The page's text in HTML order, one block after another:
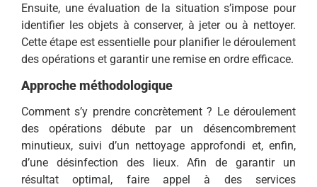
Ensuite, une évaluation de la situation s’impose pour
identifier les objets à conserver, à jeter ou à nettoyer.
Cette étape est essentielle pour planifier le déroulement
des opérations et garantir une remise en ordre efficace.
Approche méthodologique
Comment s’y prendre concrètement ? Le déroulement
des opérations débute par un désencombrement
minutieux, suivi d’un nettoyage approfondi et, enfin,
d’une désinfection des lieux. Afin de garantir un
résultat optimal, faire appel à des services